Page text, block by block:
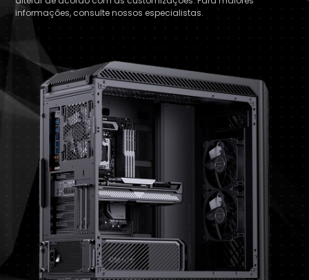
informações, consulte nossos especialistas.